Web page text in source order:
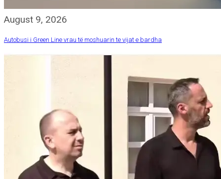
August 9, 2026
Autobusi i Green Line vrau të moshuarin te vijat e bardha